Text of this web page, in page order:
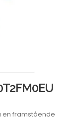
en framstående